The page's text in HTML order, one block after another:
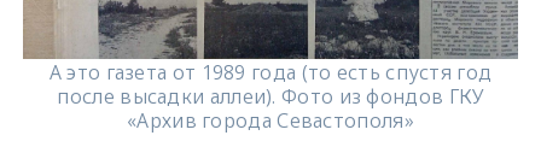
А это газета от 1989 года (то есть спустя год
после высадки аллеи). Фото из фондов ГКУ
«Архив города Севастополя»